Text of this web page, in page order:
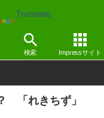
Translate
検索 Impressサイト
「れきちず」